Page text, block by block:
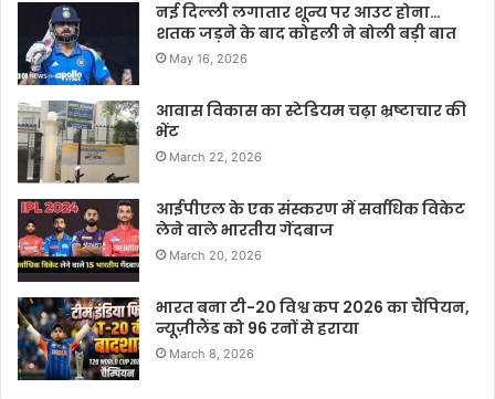
नई दिल्ली लगातार शून्य पर आउट होना…
शतक जड़ने के बाद कोहली ने बोली बड़ी बात
May 16, 2026
आवास विकास का स्टेडियम चढ़ा भ्रष्टाचार की
भेंट
March 22, 2026
आईपीएल के एक संस्करण में सर्वाधिक विकेट
लेने वाले भारतीय गेंदबाज
March 20, 2026
भारत बना टी-20 विश्व कप 2026 का चैंपियन,
न्यूज़ीलैंड को 96 रनों से हराया
March 8, 2026